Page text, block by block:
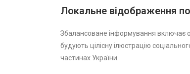
Локальне відображення
Збалансоване інформування включає
будують цілісну ілюстрацію
частинах України.